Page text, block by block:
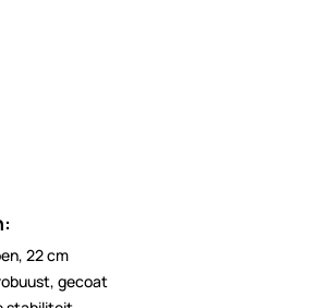
22 cm
gecoat